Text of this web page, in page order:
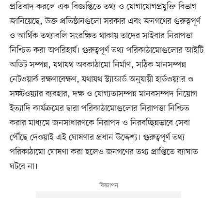
প্রতিবাদ করলে এক বিজ্ঞপ্তিতে তথ্য ও যোগাযোগপ্রযুক্তি বিভাগ
জানিয়েছে, উক্ত প্রতিষ্ঠানগুলো সরকার এবং জনগণের গুরুত্বপূর্ণ
ও আর্থিক তথ্যাবলি সংরক্ষিত থাকায় তাদের সাইবার নিরাপত্তা
নিশ্চিত করা অপরিহার্য। গুরুত্বপূর্ণ তথ্য পরিকাঠামোগুলোর আইটি
অডিট সম্পন্ন, যথাযথ অবকাঠামো নির্মাণ, সঠিক মানসম্পন্ন
নেটওয়ার্ক রক্ষণাবেক্ষণ, যথাযথ স্ট্যান্ডার্ড অনুযায়ী হার্ডওয়্যার ও
সফটওয়্যার ব্যবহার, দক্ষ ও যোগ্যতাসম্পন্ন মানবসম্পদ নিয়োগ
ইত্যাদি কার্যক্রমের দ্বারা পরিকাঠামোগুলোর নিরাপত্তা নিশ্চিত
করার মাধ্যমে জনসাধারণকে নিরাপদ ও নিরবচ্ছিন্নভাবে সেবা
পৌঁছে দেওয়াই এই ঘোষণার প্রধান উদ্দেশ্য। গুরুত্বপূর্ণ তথ্য
পরিকাঠামো ঘোষণা করা হলেও জনগণের তথ্য প্রাপ্তিতে ব্যাঘাত
ঘটবে না।